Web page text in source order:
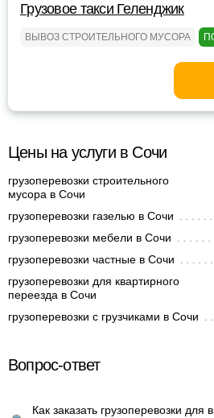
Грузовое такси Геленджик
ВЫВОЗ СТРОИТЕЛЬНОГО МУСОРА
Цены на услуги в Сочи
грузоперевозки строительного
мусора в Сочи
грузоперевозки газелью в Сочи
грузоперевозки мебели в Сочи
грузоперевозки частные в Сочи
грузоперевозки для квартирного
переезда в Сочи
грузоперевозки с грузчиками в Сочи
Вопрос-ответ
Как заказать грузоперевозки для